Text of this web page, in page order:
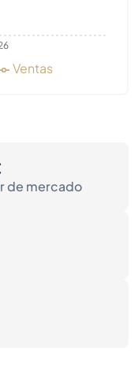
Ventas
de mercado